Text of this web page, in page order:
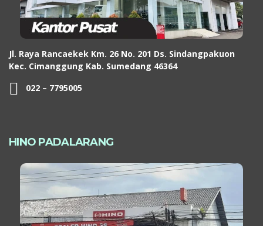
Jl. Raya Rancaekek Km. 26 No. 201 Ds. Sindangpakuon
Kec. Cimanggung Kab. Sumedang 46364
022 – 7795005
HINO PADALARANG